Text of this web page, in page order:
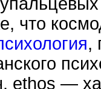
что
,
ethos —